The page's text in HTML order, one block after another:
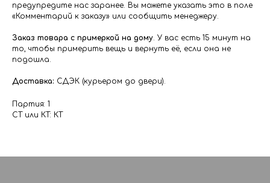
предупредите нас заранее. Вы можете указать это в поле
«Комментарий к заказу» или сообщить менеджеру.
Заказ товара с примеркой на дому. У вас есть 15 минут на
то, чтобы примерить вещь и вернуть её, если она не
подошла.
Доставка: СДЭК (курьером до двери).
Партия: 1
СТ или КТ: КТ